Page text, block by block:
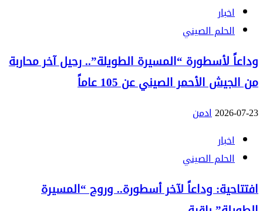
اخبار
الحلم الصيني
وداعاً لأسطورة “المسيرة الطويلة”.. رحيل آخر محاربة
من الجيش الأحمر الصيني عن 105 عاماً
2026-07-23ادمن
اخبار
الحلم الصيني
افتتاحية: وداعاً لآخر أسطورة.. وروح “المسيرة